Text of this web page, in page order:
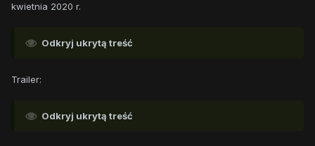
kwietnia 2020 r.
Odkryj ukrytą treść
Trailer:
Odkryj ukrytą treść